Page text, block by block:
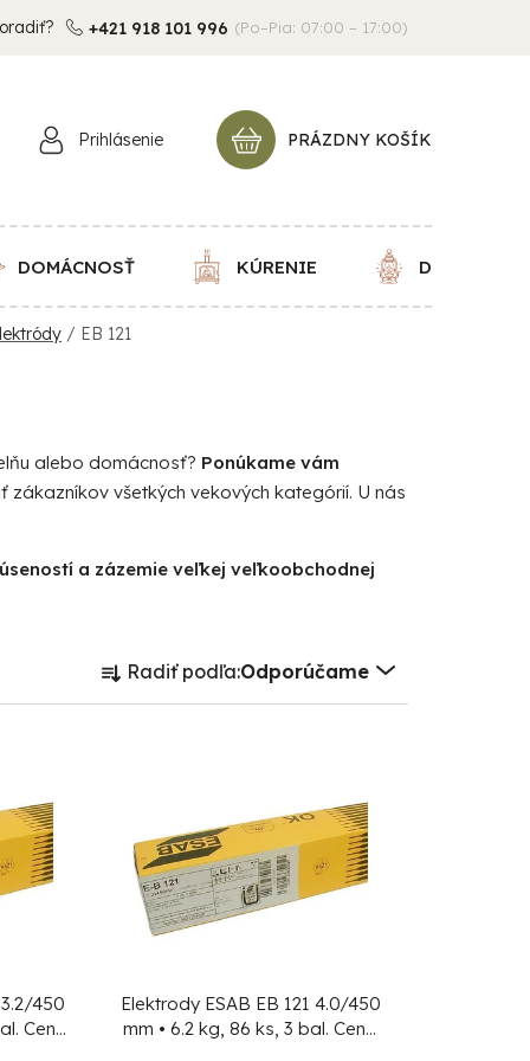
+421 918 101 996 (Po–Pia: 07:00 – 17:00)
Prihlásenie
NÁKUPNÝ
KOŠÍK
PRÁZDNY KOŠÍK
DOMÁCNOSŤ KÚRENIE DEKORÁCIE
/ EB 121
alebo domácnosť? Ponúkame vám
zákazníkov všetkých vekových kategórií. U nás
a zázemie veľkej veľkoobchodnej
R
a Radiť podľa:Odporúčame
450
Cena
Elektrody ESAB EB 121 4.0/450
mm • 6.2 kg, 86 ks, 3 bal.Cena